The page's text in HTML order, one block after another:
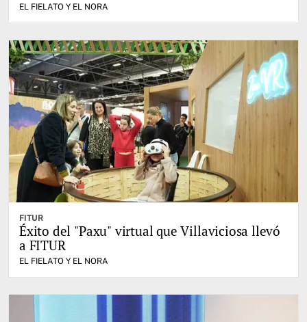
EL FIELATO Y EL NORA
FITUR
Éxito del "Paxu" virtual que Villaviciosa llevó
a FITUR
EL FIELATO Y EL NORA